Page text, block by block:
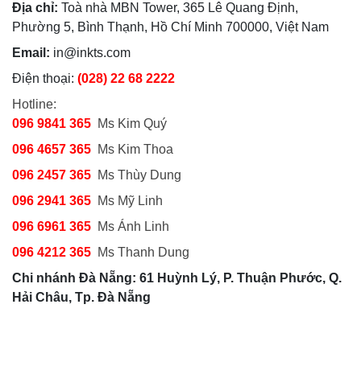
Địa chỉ: Toà nhà MBN Tower, 365 Lê Quang Định,
Phường 5, Bình Thạnh, Hồ Chí Minh 700000, Việt Nam
Email: in@inkts.com
Điện thoại: (028) 22 68 2222
Hotline:
096 9841 365 Ms Kim Quý
096 4657 365 Ms Kim Thoa
096 2457 365 Ms Thùy Dung
096 2941 365 Ms Mỹ Linh
096 6961 365 Ms Ánh Linh
096 4212 365 Ms Thanh Dung
Chi nhánh Đà Nẵng: 61 Huỳnh Lý, P. Thuận Phước, Q.
Hải Châu, Tp. Đà Nẵng